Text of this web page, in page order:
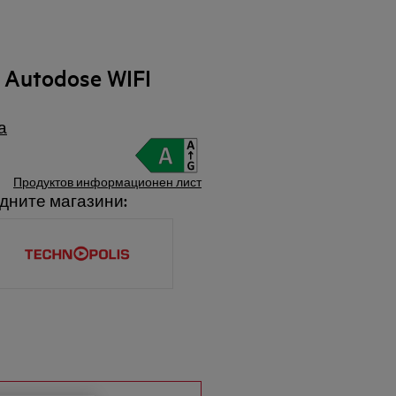
WIFI
Продуктов информационен лист
магазини: